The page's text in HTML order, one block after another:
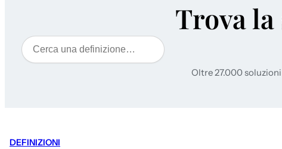
Trova
Cerca
Oltre 27.000
DEFINIZIONI